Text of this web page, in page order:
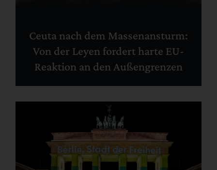
Ceuta nach dem Massenansturm:
Von der Leyen fordert harte EU-
Reaktion an den Außengrenzen